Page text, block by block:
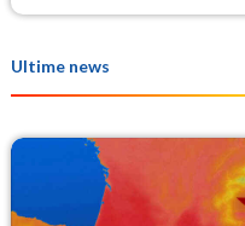
Ultime news